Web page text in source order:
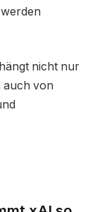
nicht nur
auch von